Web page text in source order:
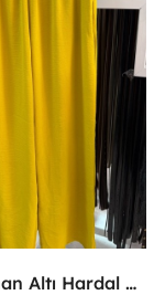
Alt Eşofman Altı Hardal Sarısı